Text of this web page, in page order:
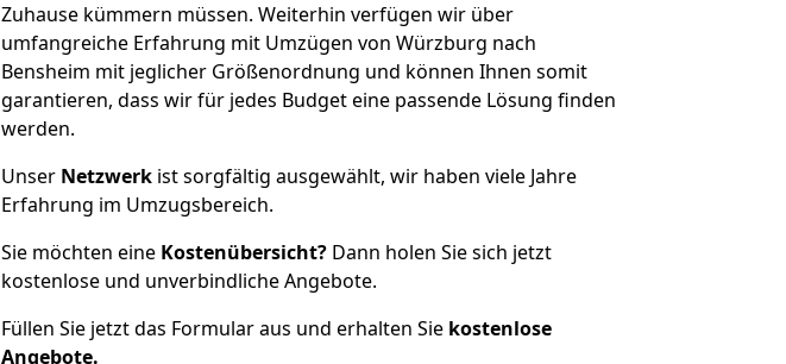
Zuhause kümmern müssen. Weiterhin verfügen wir über
umfangreiche Erfahrung mit Umzügen von Würzburg nach
Bensheim mit jeglicher Größenordnung und können Ihnen somit
garantieren, dass wir für jedes Budget eine passende Lösung finden
werden.
Unser Netzwerk ist sorgfältig ausgewählt, wir haben viele Jahre
Erfahrung im Umzugsbereich.
Sie möchten eine Kostenübersicht? Dann holen Sie sich jetzt
kostenlose und unverbindliche Angebote.
Füllen Sie jetzt das Formular aus und erhalten Sie kostenlose
Angebote.